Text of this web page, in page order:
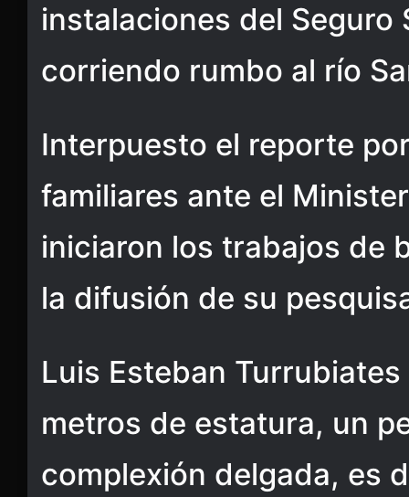
instalaciones del Seguro
corriendo rumbo al río
Interpuesto el reporte
familiares ante el
iniciaron los trabajos de
la difusión de su
Luis Esteban
metros de estatura, un
complexión delgada, es